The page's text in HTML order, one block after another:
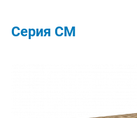
Серия CM